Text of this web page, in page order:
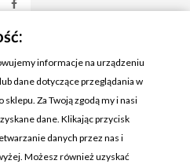
informacje na urządzeniu
dane dotyczące przeglądania w
Za Twoją zgodą my i nasi
dane. Klikając przycisk
danych przez nas i
Możesz również uzyskać